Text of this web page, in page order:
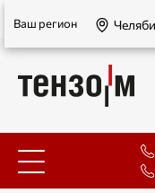
Челябинск
Ваш регион